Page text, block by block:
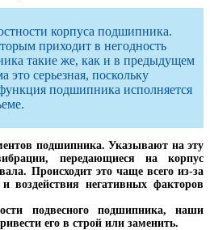
корпуса подшипника.
приходит в негодность
такие же, как и в предыдущем
это серьезная, поскольку
подшипника исполняется
подшипника. Указывают на эту
передающиеся на корпус
Происходит это чаще всего из-за
и воздействия негативных факторов
подвесного подшипника, наши
его в строй или заменить.